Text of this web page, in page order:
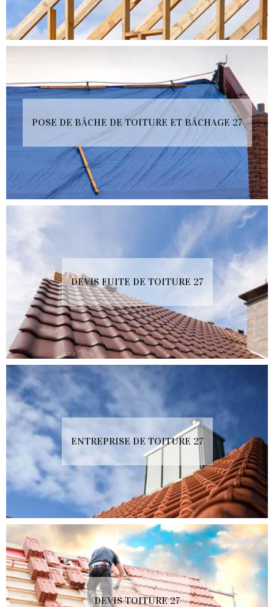
POSE DE BÂCHE DE TOITURE ET BÂCHAGE 27
DEVIS FUITE DE TOITURE 27
ENTREPRISE DE TOITURE 27
DEVIS TOITURE 27